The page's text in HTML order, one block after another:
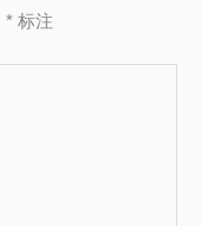
* 标注